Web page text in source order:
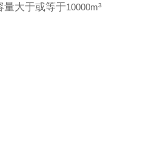
量大于或等于10000m³